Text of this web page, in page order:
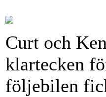
Curt och
klartecken
följebilen